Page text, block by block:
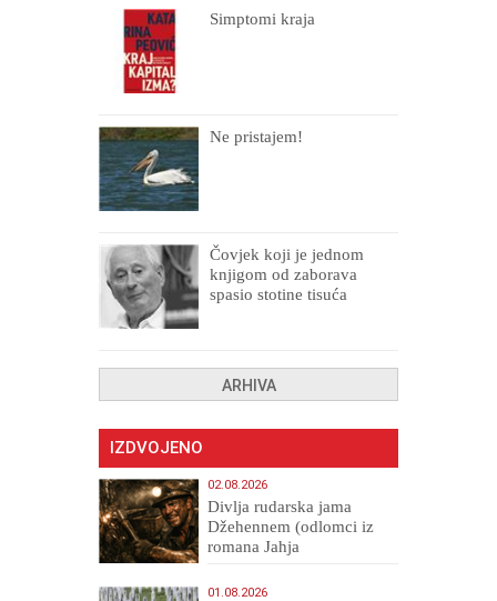
Simptomi kraja
Ne pristajem!
Čovjek koji je jednom
knjigom od zaborava
spasio stotine tisuća
ARHIVA
IZDVOJENO
02.08.2026
Divlja rudarska jama
Džehennem (odlomci iz
romana Jahja
01.08.2026